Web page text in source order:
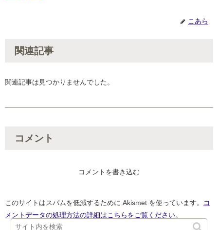
こあら
関連記事
関連記事は見つかりませんでした。
コメント
コメントを書き込む
このサイトはスパムを低減するために Akismet を使っています。
コ
メントデータの処理方法の詳細はこちらをご覧ください。